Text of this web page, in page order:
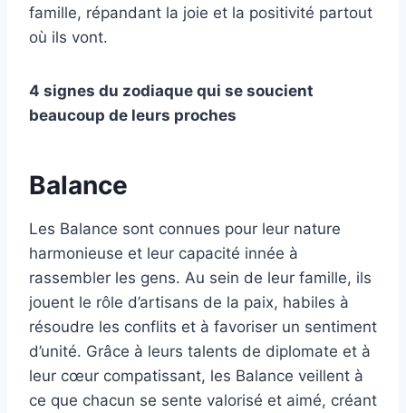
famille, répandant la joie et la positivité partout
où ils vont.
4 signes du zodiaque qui se soucient
beaucoup de leurs proches
Balance
Les Balance sont connues pour leur nature
harmonieuse et leur capacité innée à
rassembler les gens. Au sein de leur famille, ils
jouent le rôle d’artisans de la paix, habiles à
résoudre les conflits et à favoriser un sentiment
d’unité. Grâce à leurs talents de diplomate et à
leur cœur compatissant, les Balance veillent à
ce que chacun se sente valorisé et aimé, créant